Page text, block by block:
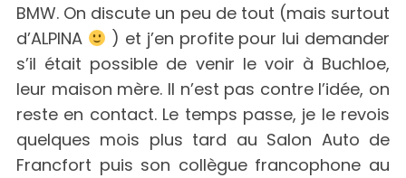
BMW. On discute un peu de tout (mais surtout
d’ALPINA
) et j’en profite pour lui demander
s’il était possible de venir le voir à Buchloe,
leur maison mère. Il n’est pas contre l’idée, on
reste en contact. Le temps passe, je le revois
quelques mois plus tard au Salon Auto de
Francfort puis son collègue francophone au